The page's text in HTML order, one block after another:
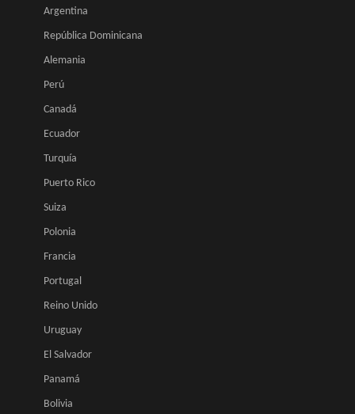
Argentina
República Dominicana
Alemania
Perú
Canadá
Ecuador
Turquía
Puerto Rico
Suiza
Polonia
Francia
Portugal
Reino Unido
Uruguay
El Salvador
Panamá
Bolivia